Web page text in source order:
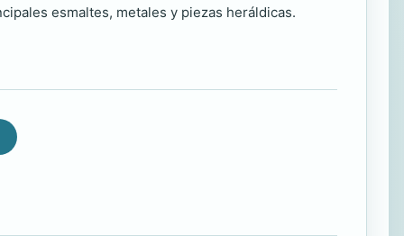
esmaltes, metales y piezas heráldicas.